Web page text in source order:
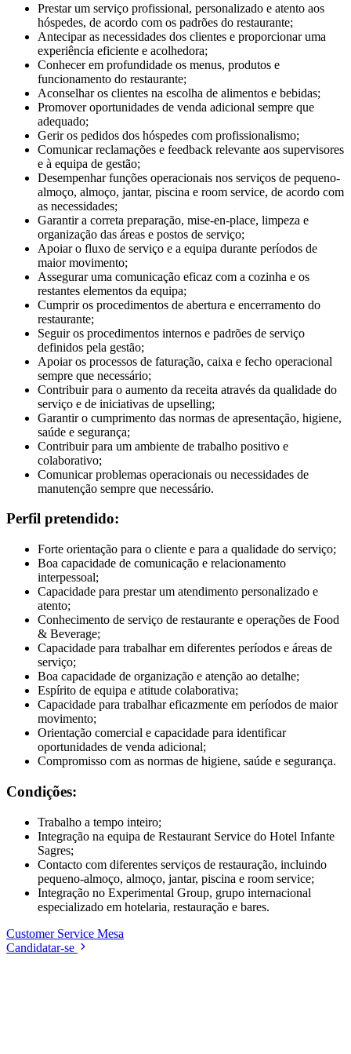
Prestar um serviço profissional, personalizado e atento aos
hóspedes, de acordo com os padrões do restaurante;
Antecipar as necessidades dos clientes e proporcionar uma
experiência eficiente e acolhedora;
Conhecer em profundidade os menus, produtos e
funcionamento do restaurante;
Aconselhar os clientes na escolha de alimentos e bebidas;
Promover oportunidades de venda adicional sempre que
adequado;
Gerir os pedidos dos hóspedes com profissionalismo;
Comunicar reclamações e feedback relevante aos supervisores
e à equipa de gestão;
Desempenhar funções operacionais nos serviços de pequeno-
almoço, almoço, jantar, piscina e room service, de acordo com
as necessidades;
Garantir a correta preparação, mise-en-place, limpeza e
organização das áreas e postos de serviço;
Apoiar o fluxo de serviço e a equipa durante períodos de
maior movimento;
Assegurar uma comunicação eficaz com a cozinha e os
restantes elementos da equipa;
Cumprir os procedimentos de abertura e encerramento do
restaurante;
Seguir os procedimentos internos e padrões de serviço
definidos pela gestão;
Apoiar os processos de faturação, caixa e fecho operacional
sempre que necessário;
Contribuir para o aumento da receita através da qualidade do
serviço e de iniciativas de upselling;
Garantir o cumprimento das normas de apresentação, higiene,
saúde e segurança;
Contribuir para um ambiente de trabalho positivo e
colaborativo;
Comunicar problemas operacionais ou necessidades de
manutenção sempre que necessário.
Perfil pretendido:
Forte orientação para o cliente e para a qualidade do serviço;
Boa capacidade de comunicação e relacionamento
interpessoal;
Capacidade para prestar um atendimento personalizado e
atento;
Conhecimento de serviço de restaurante e operações de Food
& Beverage;
Capacidade para trabalhar em diferentes períodos e áreas de
serviço;
Boa capacidade de organização e atenção ao detalhe;
Espírito de equipa e atitude colaborativa;
Capacidade para trabalhar eficazmente em períodos de maior
movimento;
Orientação comercial e capacidade para identificar
oportunidades de venda adicional;
Compromisso com as normas de higiene, saúde e segurança.
Condições:
Trabalho a tempo inteiro;
Integração na equipa de Restaurant Service do Hotel Infante
Sagres;
Contacto com diferentes serviços de restauração, incluindo
pequeno-almoço, almoço, jantar, piscina e room service;
Integração no Experimental Group, grupo internacional
especializado em hotelaria, restauração e bares.
Customer Service Mesa
Candidatar-se